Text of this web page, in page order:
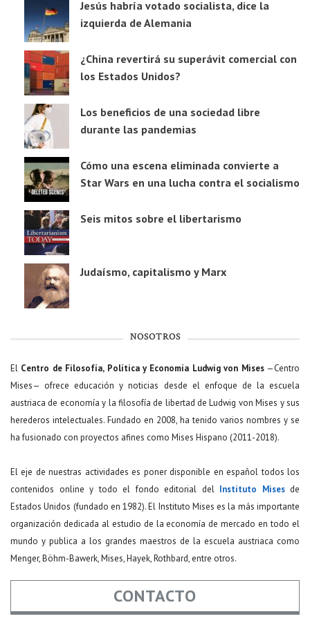
Jesús habría votado socialista, dice la
izquierda de Alemania
¿China revertirá su superávit comercial con
los Estados Unidos?
Los beneficios de una sociedad libre
durante las pandemias
Cómo una escena eliminada convierte a
Star Wars en una lucha contra el socialismo
Seis mitos sobre el libertarismo
Judaísmo, capitalismo y Marx
NOSOTROS
El Centro de Filosofía, Política y Economía Ludwig von Mises—Centro
Mises— ofrece educación y noticias desde el enfoque de la escuela
austriaca de economía y la filosofía de libertad de Ludwig von Mises y sus
herederos intelectuales. Fundado en 2008, ha tenido varios nombres y se
ha fusionado con proyectos afines como Mises Hispano (2011-2018).
El eje de nuestras actividades es poner disponible en español todos los
contenidos online y todo el fondo editorial del Instituto Misesde
Estados Unidos (fundado en 1982). El Instituto Mises es la más importante
organización dedicada al estudio de la economía de mercado en todo el
mundo y publica a los grandes maestros de la escuela austriaca como
Menger, Böhm-Bawerk, Mises, Hayek, Rothbard, entre otros.
CONTACTO